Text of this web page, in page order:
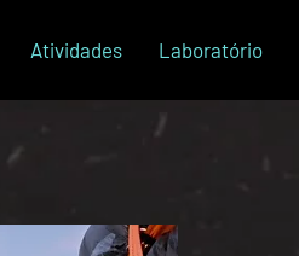
Atividades Laboratório